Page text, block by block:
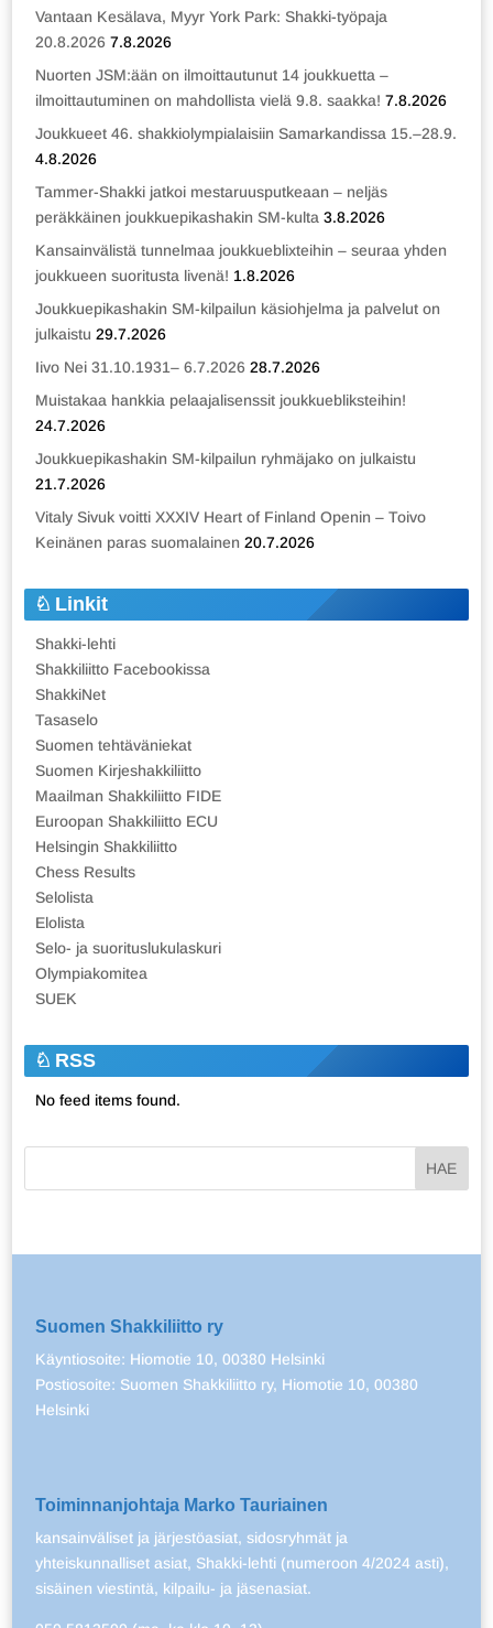
Vantaan Kesälava, Myyr York Park: Shakki-työpaja
20.8.2026 7.8.2026
Nuorten JSM:ään on ilmoittautunut 14 joukkuetta –
ilmoittautuminen on mahdollista vielä 9.8. saakka! 7.8.2026
Joukkueet 46. shakkiolympialaisiin Samarkandissa 15.–28.9.
4.8.2026
Tammer-Shakki jatkoi mestaruusputkeaan – neljäs
peräkkäinen joukkuepikashakin SM-kulta 3.8.2026
Kansainvälistä tunnelmaa joukkueblixteihin – seuraa yhden
joukkueen suoritusta livenä! 1.8.2026
Joukkuepikashakin SM-kilpailun käsiohjelma ja palvelut on
julkaistu 29.7.2026
Iivo Nei 31.10.1931– 6.7.2026 28.7.2026
Muistakaa hankkia pelaajalisenssit joukkuebliksteihin!
24.7.2026
Joukkuepikashakin SM-kilpailun ryhmäjako on julkaistu
21.7.2026
Vitaly Sivuk voitti XXXIV Heart of Finland Openin – Toivo
Keinänen paras suomalainen 20.7.2026
Linkit
Shakki-lehti
Shakkiliitto Facebookissa
ShakkiNet
Tasaselo
Suomen tehtäväniekat
Suomen Kirjeshakkiliitto
Maailman Shakkiliitto FIDE
Euroopan Shakkiliitto ECU
Helsingin Shakkiliitto
Chess Results
Selolista
Elolista
Selo- ja suorituslukulaskuri
Olympiakomitea
SUEK
RSS
No feed items found.
Suomen Shakkiliitto ry
Käyntiosoite: Hiomotie 10, 00380 Helsinki
Postiosoite: Suomen Shakkiliitto ry, Hiomotie 10, 00380
Helsinki
Toiminnanjohtaja Marko Tauriainen
kansainväliset ja järjestöasiat, sidosryhmät ja
yhteiskunnalliset asiat, Shakki-lehti (numeroon 4/2024 asti),
sisäinen viestintä, kilpailu- ja jäsenasiat.